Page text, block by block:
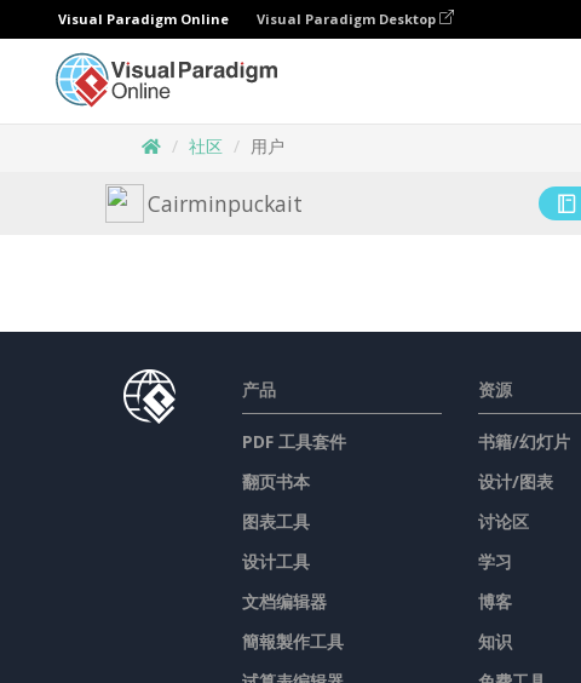
Visual Paradigm Online Visual Paradigm Desktop
社区 用户
Cairminpuckait
产品
PDF 工具套件
翻页书本
图表工具
设计工具
文档编辑器
簡報製作工具
资源
书籍/幻灯片
设计/图表
讨论区
学习
博客
知识